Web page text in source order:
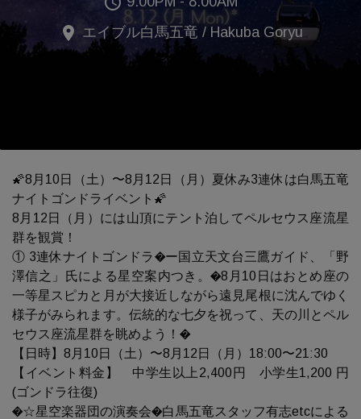
place エイブル白馬五竜 / Hakuba Goryu
🌠8月10日（土）〜8月12日（月）夏休み3連休は白馬五竜
ナイトゴンドライベント🌠
8月12日（月）には山頂にテント泊してペルセウス座流星
群を観賞！
① 3連休ナイトゴンドラ�ー国立天文台三鷹ガイド、「野
澤信之」氏による星空案内つき。�8月10日はおとめ座の
一等星スピカと月が大接近しながら遠見尾根に沈んでゆく
様子がみられます。伝統的な七夕を祝って、天の川とペル
セウス座流星群を眺めよう！�
【日時】8月10日（土）〜8月12日（月）18:00〜21:30
【イベント料金】 中学生以上2,400円 小学生1,200 円
(ゴンドラ往復)
�☆星空楽器団の演奏会�白馬五竜スタッフ有志etcによる